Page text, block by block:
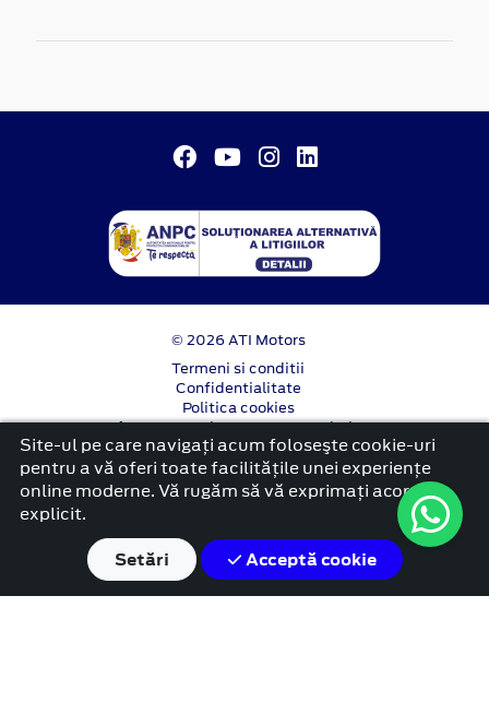
© 2026 ATI Motors
Termeni si conditii
Confidentialitate
Politica cookies
Anunț începere proiect ”PNRR. Fonduri pentru
România modernă și reformată”.
platformă dezvoltată de Workleto
Site-ul pe care navigați acum foloseşte cookie-uri
pentru a vă oferi toate facilitățile unei experiențe
online moderne. Vă rugăm să vă exprimați acordul
explicit.
Setări
Acceptă cookie